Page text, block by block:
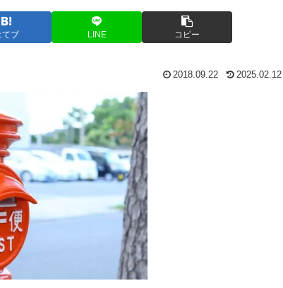
てブ LINE コピー
2018.09.22 2025.02.12